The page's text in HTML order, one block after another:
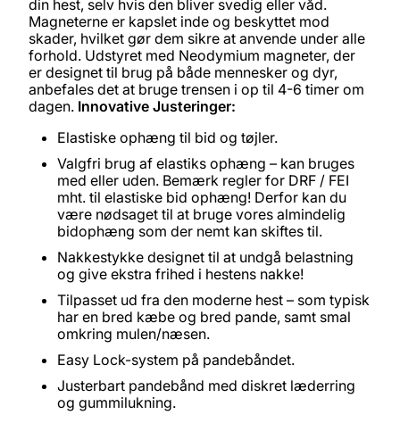
din hest, selv hvis den bliver svedig eller våd.
Magneterne er kapslet inde og beskyttet mod
skader, hvilket gør dem sikre at anvende under alle
forhold. Udstyret med Neodymium magneter, der
er designet til brug på både mennesker og dyr,
anbefales det at bruge trensen i op til 4-6 timer om
dagen. Innovative Justeringer:
Elastiske ophæng til bid og tøjler.
Valgfri brug af elastiks ophæng – kan bruges
med eller uden. Bemærk regler for DRF / FEI
mht. til elastiske bid ophæng! Derfor kan du
være nødsaget til at bruge vores almindelig
bidophæng som der nemt kan skiftes til.
Nakkestykke designet til at undgå belastning
og give ekstra frihed i hestens nakke!
Tilpasset ud fra den moderne hest – som typisk
har en bred kæbe og bred pande, samt smal
omkring mulen/næsen.
Easy Lock-system på pandebåndet.
Justerbart pandebånd med diskret læderring
og gummilukning.